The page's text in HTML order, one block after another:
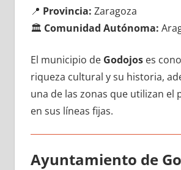
📍 Provincia: Zaragoza
🏛️ Comunidad Autónoma:
El municipio dе Godojoses
riqueza cultural у su historia,
una dе las zonas quе utilizan el
en sus líneas fijas.
Ayuntamiento dе